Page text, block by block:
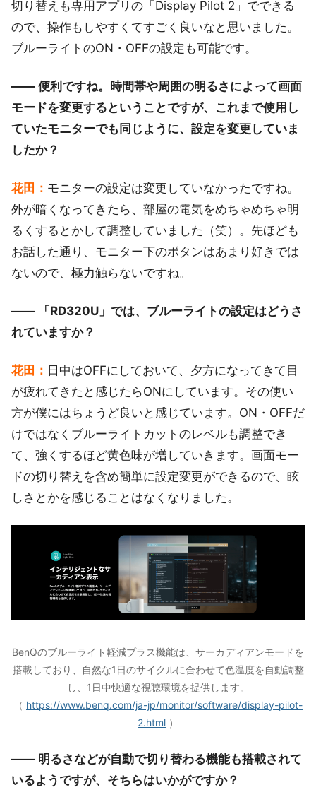
切り替えも専用アプリの「Display Pilot 2」でできる
ので、操作もしやすくてすごく良いなと思いました。
ブルーライトのON・OFFの設定も可能です。
―― 便利ですね。時間帯や周囲の明るさによって画面
モードを変更するということですが、これまで使用し
ていたモニターでも同じように、設定を変更していま
したか？
花田： モニターの設定は変更していなかったですね。
外が暗くなってきたら、部屋の電気をめちゃめちゃ明
るくするとかして調整していました（笑）。先ほども
お話した通り、モニター下のボタンはあまり好きでは
ないので、極力触らないですね。
―― 「RD320U」では、ブルーライトの設定はどうさ
れていますか？
花田： 日中はOFFにしておいて、夕方になってきて目
が疲れてきたと感じたらONにしています。その使い
方が僕にはちょうど良いと感じています。ON・OFFだ
けではなくブルーライトカットのレベルも調整でき
て、強くするほど黄色味が増していきます。画面モー
ドの切り替えを含め簡単に設定変更ができるので、眩
しさとかを感じることはなくなりました。
BenQのブルーライト軽減プラス機能は、サーカディアンモードを
搭載しており、自然な1日のサイクルに合わせて色温度を自動調整
し、1日中快適な視聴環境を提供します。
（ https://www.benq.com/ja-jp/monitor/software/display-pilot-
2.html ）
―― 明るさなどが自動で切り替わる機能も搭載されて
いるようですが、そちらはいかがですか？